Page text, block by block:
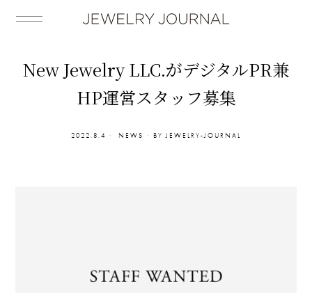
New Jewelry LLC.がデジタルPR兼
HP運営スタッフ募集
2022.8.4 NEWS BY JEWELRY-JOURNAL